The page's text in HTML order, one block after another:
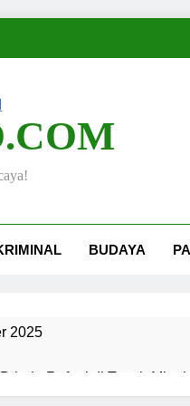
BUDAYA
2025
Rafael di Tanah